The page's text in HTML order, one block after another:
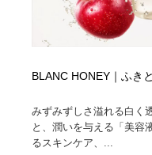
BLANC HONEY｜ふき
みずみずしさ溢れる白く
と、潤いを与える「美容
るスキンケア、...